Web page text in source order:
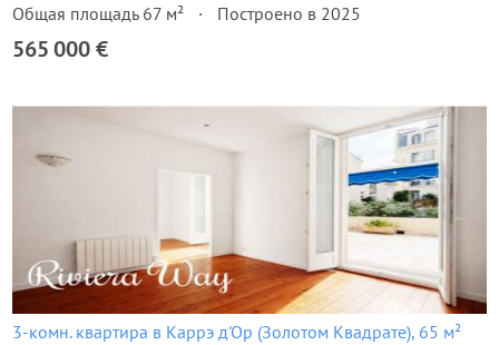
Общая площадь 67 м²
Построено в 2025
565 000 €
3-комн. квартира в Каррэ д'Ор (Золотом Квадрате), 65 м²